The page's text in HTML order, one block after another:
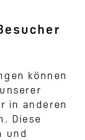
können
in anderen
Diese
und